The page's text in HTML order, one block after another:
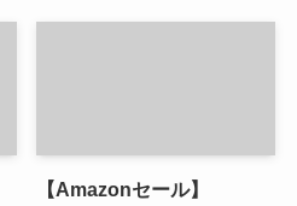
【Amazonセール】